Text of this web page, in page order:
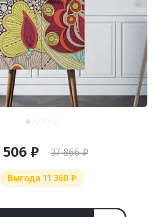
₽ 37 866 ₽
Выгода 11 360 ₽